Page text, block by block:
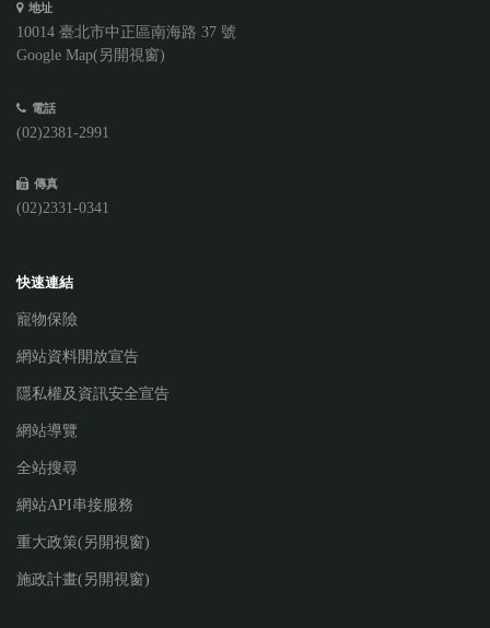
地址
10014 臺北市中正區南海路 37 號
Google Map(另開視窗)
電話
(02)2381-2991
傳真
(02)2331-0341
快速連結
寵物保險
網站資料開放宣告
隱私權及資訊安全宣告
網站導覽
全站搜尋
網站API串接服務
重大政策(另開視窗)
施政計畫(另開視窗)